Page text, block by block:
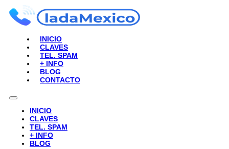
INICIO
CLAVES
TEL. SPAM
+ INFO
BLOG
CONTACTO
INICIO
CLAVES
TEL. SPAM
+ INFO
BLOG